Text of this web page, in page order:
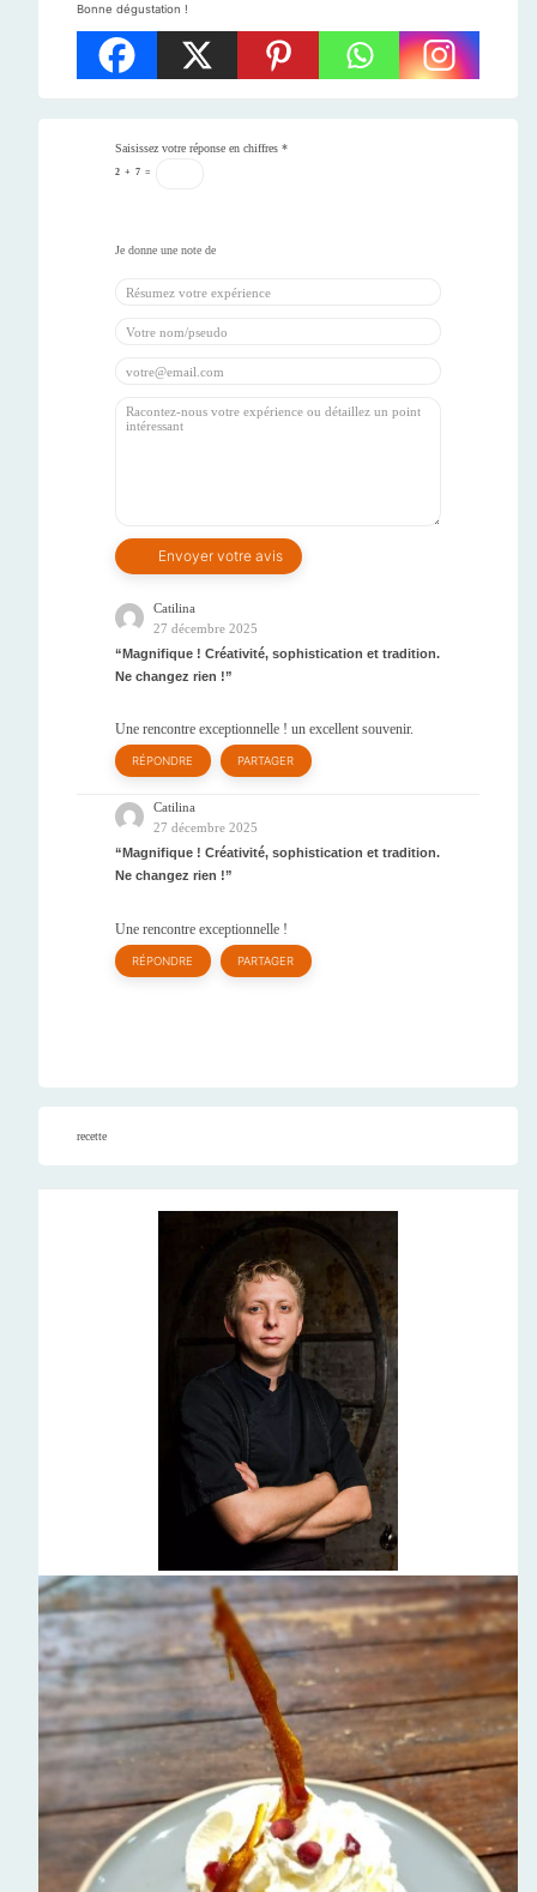
Bonne dégustation !
Saisissez votre réponse en chiffres *
2 + 7 =
Catilina
27 décembre 2025
Magnifique ! Créativité, sophistication et tradition.
Ne changez rien !
Une rencontre exceptionnelle ! un excellent souvenir.
RÉPONDRE PARTAGER
Catilina
27 décembre 2025
Magnifique ! Créativité, sophistication et tradition.
Ne changez rien !
Une rencontre exceptionnelle !
RÉPONDRE PARTAGER
recette